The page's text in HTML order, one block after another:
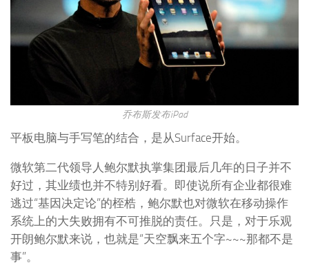
乔布斯发布iPad
平板电脑与手写笔的结合，是从Surface开始。
微软第二代领导人鲍尔默执掌集团最后几年的日子并不
好过，其业绩也并不特别好看。即使说所有企业都很难
逃过“基因决定论”的桎梏，鲍尔默也对微软在移动操作
系统上的大失败拥有不可推脱的责任。只是，对于乐观
开朗鲍尔默来说，也就是“天空飘来五个字~~~那都不是
事”。